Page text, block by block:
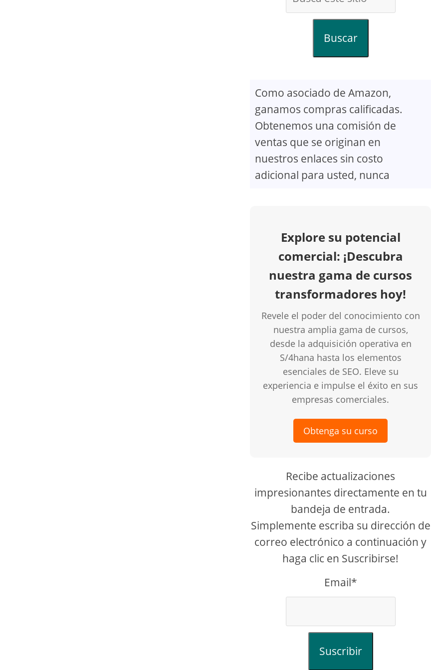
Buscar
Como asociado de Amazon,
ganamos compras calificadas.
Obtenemos una comisión de
ventas que se originan en
nuestros enlaces sin costo
adicional para usted, nunca
Explore su potencial
comercial: ¡Descubra
nuestra gama de cursos
transformadores hoy!
Revele el poder del conocimiento con
nuestra amplia gama de cursos,
desde la adquisición operativa en
S/4hana hasta los elementos
esenciales de SEO. Eleve su
experiencia e impulse el éxito en sus
empresas comerciales.
Obtenga su curso
Recibe actualizaciones
impresionantes directamente en tu
bandeja de entrada.
Simplemente escriba su dirección de
correo electrónico a continuación y
haga clic en Suscribirse!
Email*
Suscribir